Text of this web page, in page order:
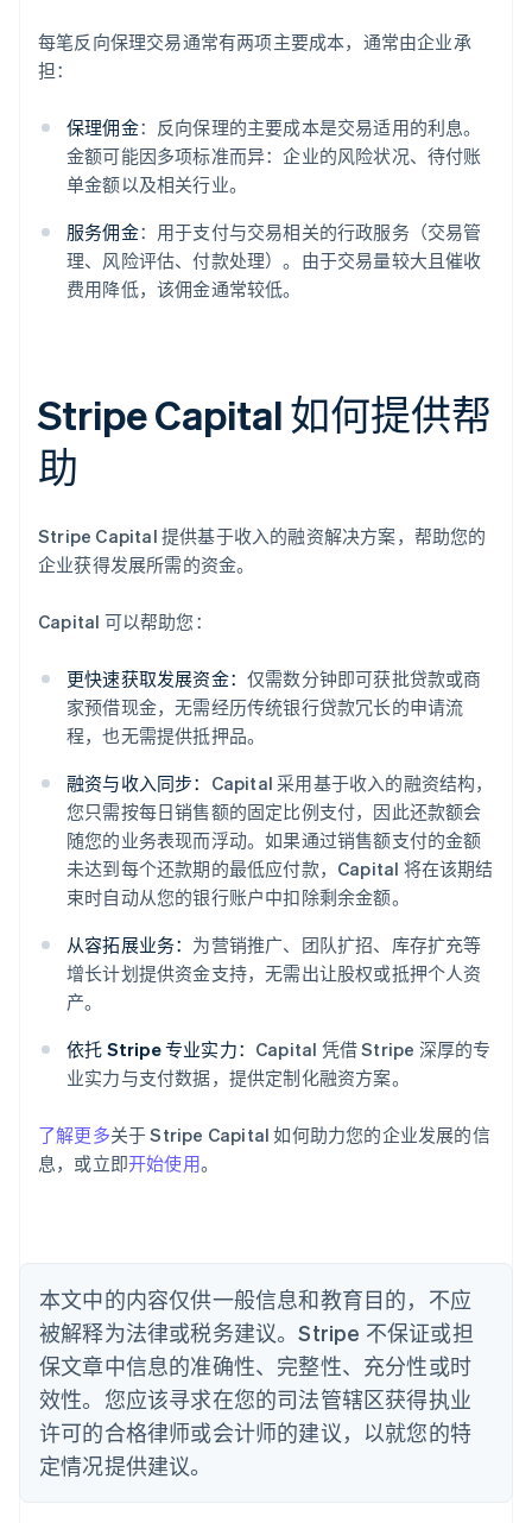
每笔反向保理交易通常有两项主要成本，通常由企业承
担：
保理佣金：反向保理的主要成本是交易适用的利息。
金额可能因多项标准而异：企业的风险状况、待付账
单金额以及相关行业。
服务佣金：用于支付与交易相关的行政服务（交易管
理、风险评估、付款处理）。由于交易量较大且催收
费用降低，该佣金通常较低。
Stripe Capital 如何提供帮
助
Stripe Capital 提供基于收入的融资解决方案，帮助您的
企业获得发展所需的资金。
Capital 可以帮助您：
更快速获取发展资金： 仅需数分钟即可获批贷款或商
家预借现金，无需经历传统银行贷款冗长的申请流
程，也无需提供抵押品。
融资与收入同步： Capital 采用基于收入的融资结构，
您只需按每日销售额的固定比例支付，因此还款额会
随您的业务表现而浮动。如果通过销售额支付的金额
未达到每个还款期的最低应付款，Capital 将在该期结
束时自动从您的银行账户中扣除剩余金额。
从容拓展业务： 为营销推广、团队扩招、库存扩充等
增长计划提供资金支持，无需出让股权或抵押个人资
产。
依托 Stripe 专业实力： Capital 凭借 Stripe 深厚的专
业实力与支付数据，提供定制化融资方案。
了解更多关于 Stripe Capital 如何助力您的企业发展的信
息，或立即开始使用。
本文中的内容仅供一般信息和教育目的，不应
被解释为法律或税务建议。Stripe 不保证或担
保文章中信息的准确性、完整性、充分性或时
效性。您应该寻求在您的司法管辖区获得执业
许可的合格律师或会计师的建议，以就您的特
定情况提供建议。
阿联酋
English
English
爱沙尼亚
English
奥地利
澳大利亚
English
Português English
保加利亚
English
丹麦
English
德国
DeutschEnglish
法国
FrançaisEnglish
芬兰
EnglishSvenska